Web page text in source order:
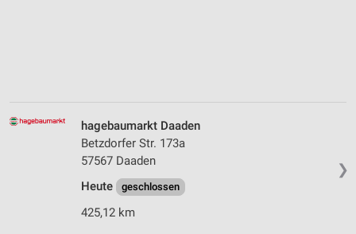
❯
hagebaumarkt Daaden
Betzdorfer Str. 173a
57567 Daaden
Heute
geschlossen
425,12 km